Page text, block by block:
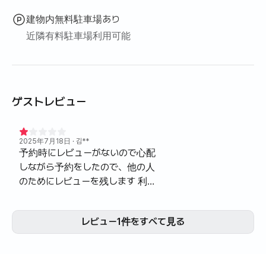
建物内無料駐車場あり
近隣有料駐車場利用可能
ゲストレビュー
2025年7月18日 · 김**
予約時にレビューがないので心配
しながら予約をしたので、他の人
のためにレビューを残します 利
公園/延南洞/弘大前商圏 交通便
利で徒歩も可能です 2. 10人も眠レビュー1件をすべて見る